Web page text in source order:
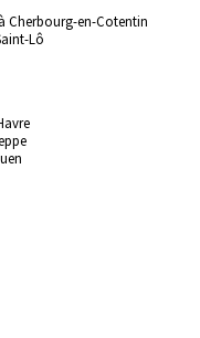
Cherbourg-en-Cotentin
Lô